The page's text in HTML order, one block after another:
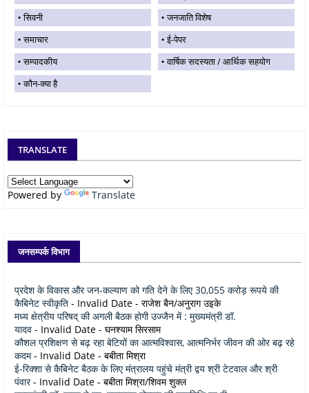
सिवनी
जनजाति विशेष
समाचार
ई-पेपर
सम्पादकीय
वार्षिक सदस्यता / आर्थिक सहयोग
कौन-क्या है
TRANSLATE
Powered by Translate
जनसम्पर्क विभाग
प्रदेश के विकास और जन-कल्याण को गति देने के लिए 30,055 करोड़ रूपये की
कैबिनेट स्वीकृति - Invalid Date - राजेश बैन/अनुराग उइके
मध्य क्षेत्रीय परिषद् की अगली बैठक होगी उज्जैन में : मुख्यमंत्री डॉ.
यादव - Invalid Date - घनश्याम सिरसाम
कौशल प्रशिक्षण से बढ़ रहा बेटियों का आत्मविश्वास, आत्मनिर्भर जीवन की ओर बढ़ रहे
कदम- Invalid Date - बबीता मिश्रा
ई-रिक्शा से कैबिनेट बैठक के लिए मंत्रालय पहुंचे मंत्री द्वय श्री टेटवाल और श्री
पंवार- Invalid Date - बबीता मिश्रा/शिवम शुक्ल